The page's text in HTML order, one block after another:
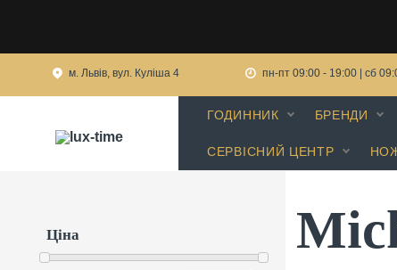
м. Львів, вул. Куліша 4 пн-пт 09:00 - 19:00 | сб
ГОДИННИК БРЕНДИ
СЕРВІСНИЙ ЦЕНТР
Ціна